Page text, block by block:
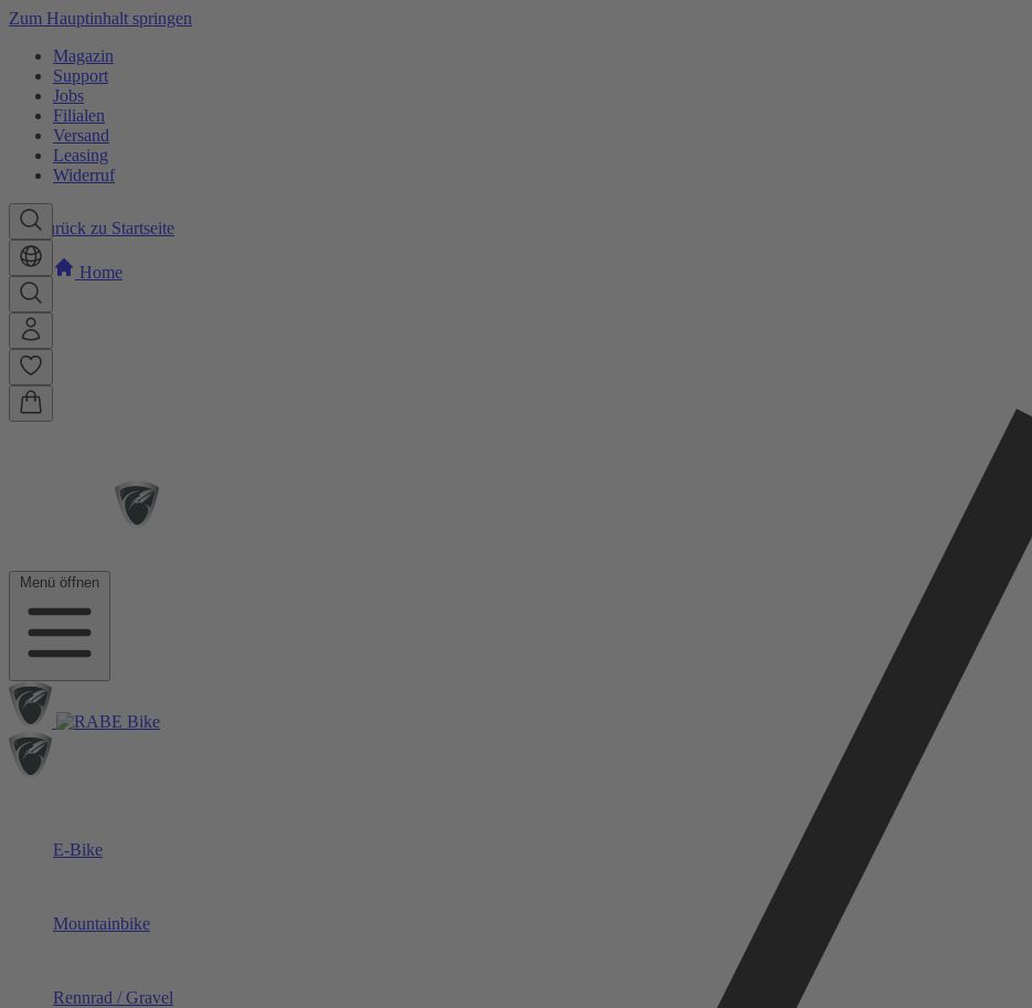
Zum Hauptinhalt springen
Magazin
Support
Jobs
Filialen
Versand
Leasing
Widerruf
Menü öffnen
E-Bike
Mountainbike
Rennrad / Gravel
Zurück zu Startseite
Home